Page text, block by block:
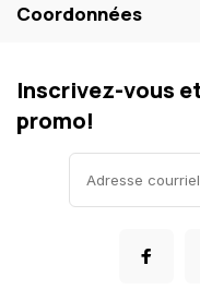
Coordonnées
Inscrivez-vous
promo!